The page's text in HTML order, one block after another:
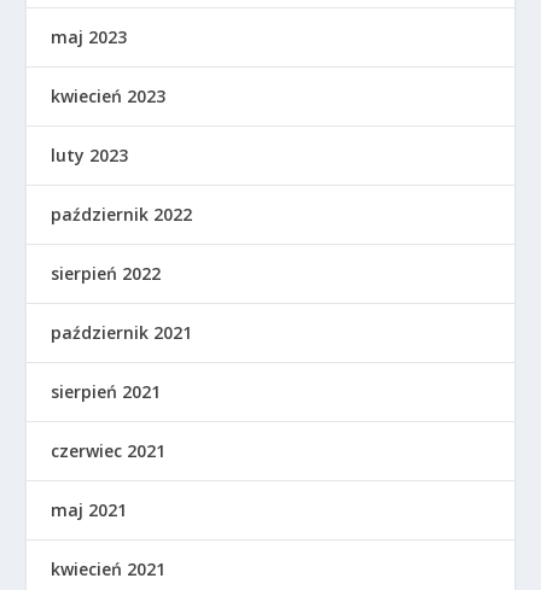
maj 2023
kwiecień 2023
luty 2023
październik 2022
sierpień 2022
październik 2021
sierpień 2021
czerwiec 2021
maj 2021
kwiecień 2021